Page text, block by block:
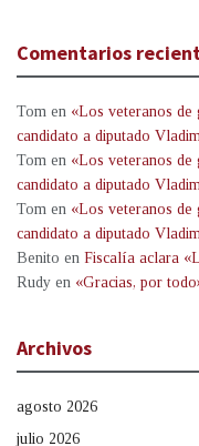
Comentarios
Tom en «Los veteranos de
candidato a diputado
Tom en «Los veteranos de
candidato a diputado
Tom en «Los veteranos de
candidato a diputado
Benito en Fiscalía aclara
Rudy en «Gracias, por
Archivos
agosto 2026
julio 2026